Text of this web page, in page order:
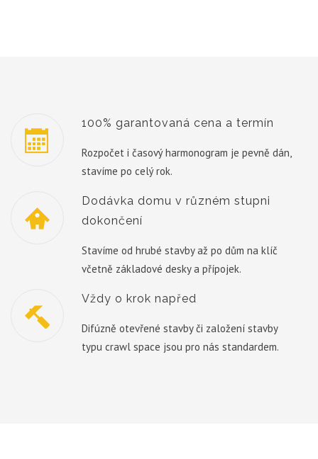
100% garantovaná cena a termín
Rozpočet i časový harmonogram je pevně dán,
stavíme po celý rok.
Dodávka domu v různém stupni
dokončení
Stavíme od hrubé stavby až po dům na klíč
včetně základové desky a přípojek.
Vždy o krok napřed
Difúzně otevřené stavby či založení stavby
typu crawl space jsou pro nás standardem.